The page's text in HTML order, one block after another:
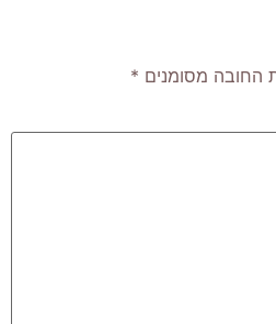
החובה מסומנים *